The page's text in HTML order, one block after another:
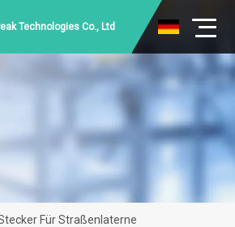
Technologies Co., Ltd
Für Straßenlaterne